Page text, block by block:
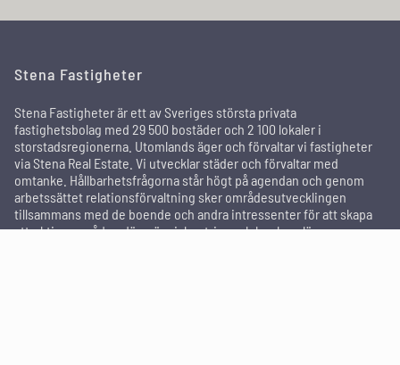
Stena Fastigheter
Stena Fastigheter är ett av Sveriges största privata
fastighetsbolag med 29 500 bostäder och 2 100 lokaler i
storstadsregionerna. Utomlands äger och förvaltar vi fastigheter
via Stena Real Estate. Vi utvecklar städer och förvaltar med
omtanke. Hållbarhetsfrågorna står högt på agendan och genom
arbetssättet relationsförvaltning sker områdesutvecklingen
tillsammans med de boende och andra intressenter för att skapa
attraktiva områden där människor trivs och bor kvar länge.